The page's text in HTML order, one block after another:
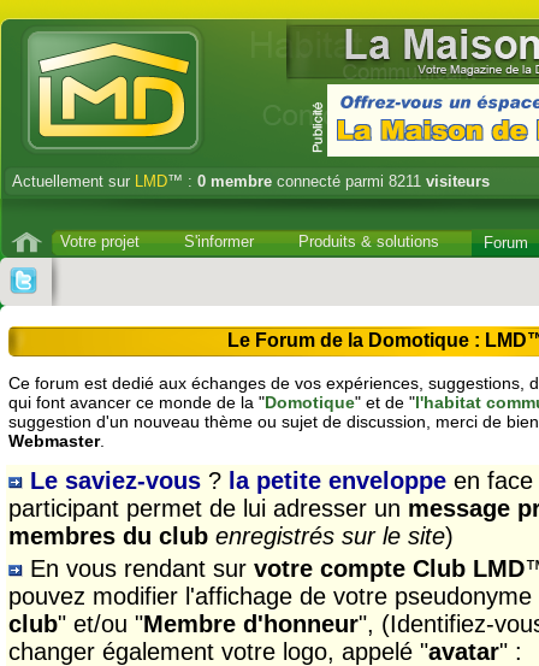
Actuellement sur LMD™ : 0 membre connecté parmi 8211 visiteurs
Votre projet S'informer Produits & solutions Forum
Le Forum de la Domotique :
Ce forum est dedié aux échanges de vos expériences, suggestions,
qui font avancer ce monde de la "Domotique" et de "l'habitat
suggestion d'un nouveau thème ou sujet de discussion, merci de
Webmaster.
Le saviez-vous ? la petite enveloppe en
participant permet de lui adresser un message
membres du club enregistrés sur le site)
En vous rendant sur votre compte Club LMD
pouvez modifier l'affichage de votre
club" et/ou "Membre d'honneur", (Identifiez-
changer également votre logo, appelé "avatar" :